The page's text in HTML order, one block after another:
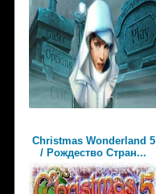
Christmas Wonderland 5
/ Рождество Стран...